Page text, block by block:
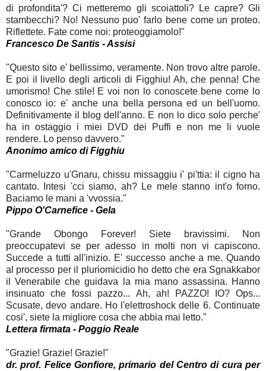
di profondita'? Ci metteremo gli scoiattoli? Le capre? Gli
stambecchi? No! Nessuno puo' farlo bene come un proteo.
Riflettete. Fate come noi: proteoggiamolo!"
Francesco De Santis - Assisi
"Questo sito e' bellissimo, veramente. Non trovo altre parole.
E poi il livello degli articoli di Figghiu! Ah, che penna! Che
umorismo! Che stile! E voi non lo conoscete bene come lo
conosco io: e' anche una bella persona ed un bell'uomo.
Definitivamente il blog dell'anno. E non lo dico solo perche'
ha in ostaggio i miei DVD dei Puffi e non me li vuole
rendere. Lo penso davvero."
Anonimo amico di Figghiu
"Carmeluzzo u'Gnaru, chissu missaggiu i' pi'ttia: il cigno ha
cantato. Intesi 'cci siamo, ah? Le mele stanno int'o forno.
Baciamo le mani a 'vvossia."
Pippo O'Carnefice - Gela
"Grande Obongo Forever! Siete bravissimi. Non
preoccupatevi se per adesso in molti non vi capiscono.
Succede a tutti all'inizio. E' successo anche a me. Quando
al processo per il pluriomicidio ho detto che era Sgnakkabor
il Venerabile che guidava la mia mano assassina. Hanno
insinuato che fossi pazzo... Ah, ah! PAZZO! IO? Ops...
Scusate, devo andare. Ho l'elettroshock delle 6. Continuate
cosi', siete la migliore cosa che abbia mai letto."
Lettera firmata - Poggio Reale
"Grazie! Grazie! Grazie!"
dr. prof. Felice Gonfiore, primario del Centro di cura per